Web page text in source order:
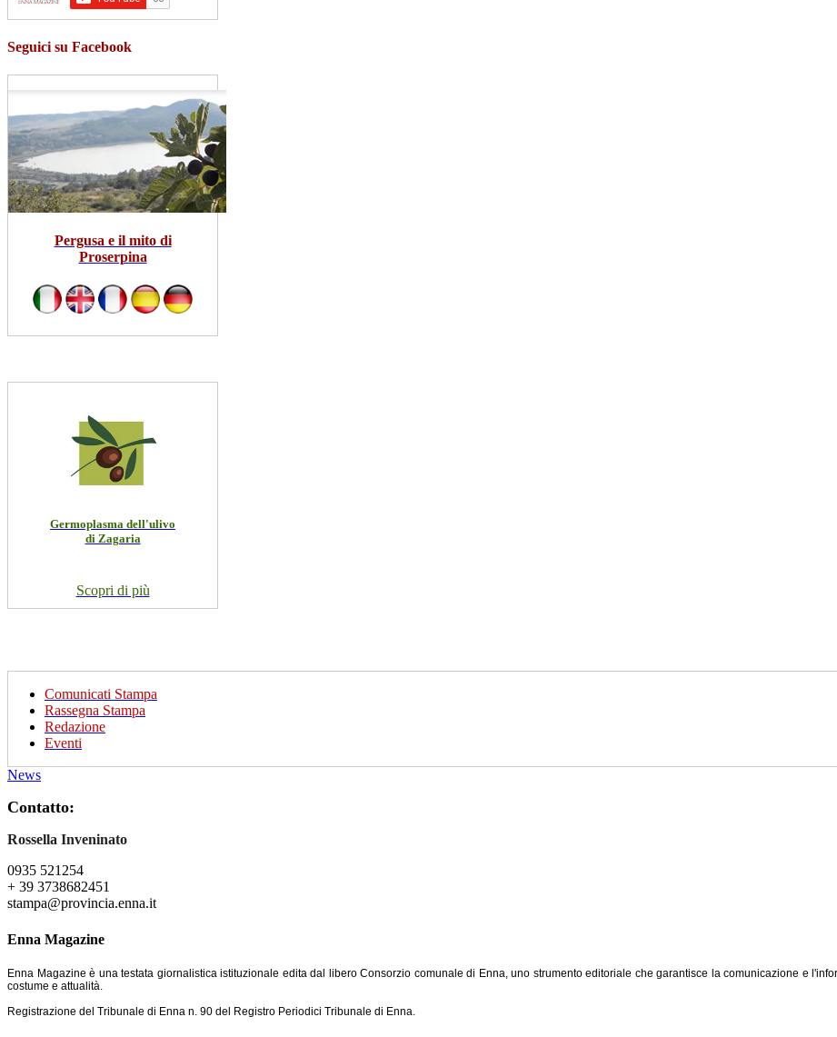
Seguici su Facebook
Pergusa e il mito di
Proserpina
Germoplasma dell'ulivo
di Zagaria
Scopri di più
Comunicati Stampa
Rassegna Stampa
Redazione
Eventi
News
Contatto:
Rossella Inveninato
0935 521254
+ 39 3738682451
stampa@provincia.enna.it
Enna Magazine
Enna Magazine è una testata giornalistica istituzionale edita dal libero Consorzio comunale di Enna, uno strumento editoriale che garantisce la comunicazione e
costume e attualità.
Registrazione del Tribunale di Enna n. 90 del Registro Periodici Tribunale di Enna.